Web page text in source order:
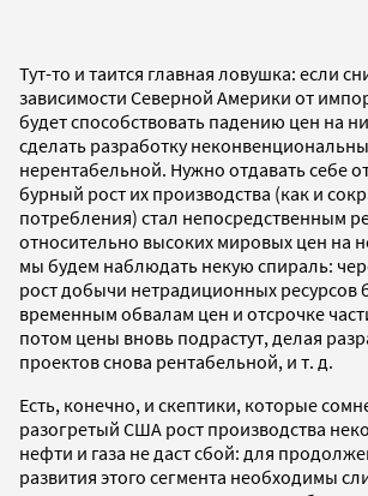
Тут-то и таится главная ловушка: если
зависимости Северной Америки от
будет способствовать падению цен на
сделать разработку
нерентабельной. Нужно отдавать себе
бурный рост их производства (как и
потребления) стал непосредственным
относительно высоких мировых цен на
мы будем наблюдать некую спираль:
рост добычи нетрадиционных ресурсов
временным обвалам цен и отсрочке
потом цены вновь подрастут, делая
проектов снова рентабельной, и т. д.
Есть, конечно, и скептики, которые
разогретый США рост производства
нефти и газа не даст сбой: для
развития этого сегмента необходимы